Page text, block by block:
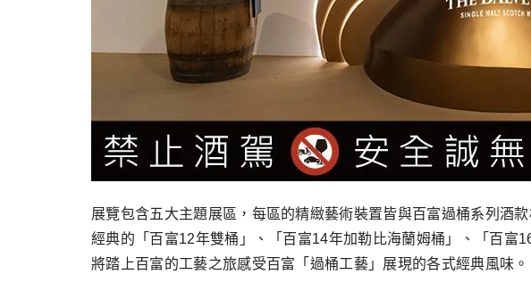
展覽包含五大主題展區，每區的精緻藝術裝置皆與百富過桶系列酒
經典的「百富12年雙桶」、「百富14年加勒比海蘭姆桶」、「百
將踏上百富的工藝之旅感受百富「過桶工藝」展現的各式經典風味。